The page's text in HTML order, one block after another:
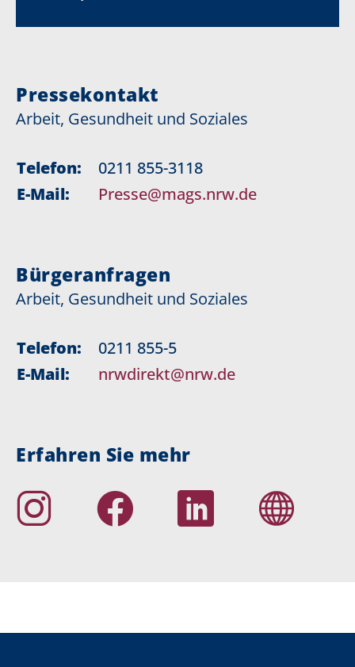
Pressekontakt
Arbeit, Gesundheit und Soziales
Telefon:
0211 855-3118
E-Mail:
Presse@mags.nrw.de
Bürgeranfragen
Arbeit, Gesundheit und Soziales
Telefon:
0211 855-5
E-Mail:
nrwdirekt@nrw.de
Erfahren Sie mehr